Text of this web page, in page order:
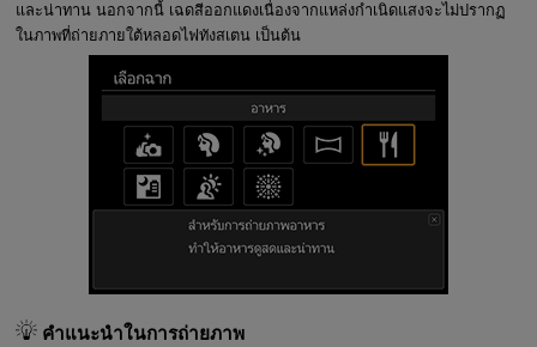
และน่าทาน นอกจากนี้ เฉดสีออกแดงเนื่องจากแหล่งกำเนิดแสงจะไม่ปรากฏ
ในภาพที่ถ่ายภายใต้หลอดไฟทังสเตน เป็นต้น
คำแนะนำในการถ่ายภาพ